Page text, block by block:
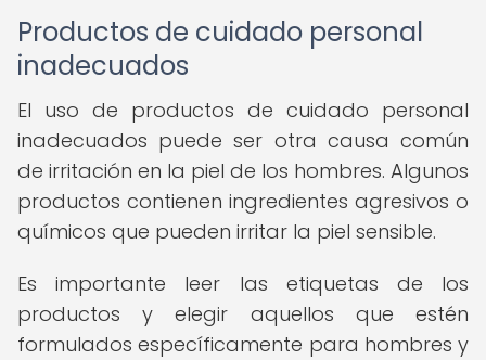
Productos de cuidado personal
inadecuados
El uso de productos de cuidado personal
inadecuados puede ser otra causa común
de irritación en la piel de los hombres. Algunos
productos contienen ingredientes agresivos o
químicos que pueden irritar la piel sensible.
Es importante leer las etiquetas de los
productos y elegir aquellos que estén
formulados específicamente para hombres y